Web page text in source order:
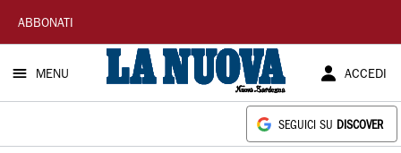
La
Nuova
Sardegna
ABBONATI
MENU ACCEDI
SEGUICI SU DISCOVER